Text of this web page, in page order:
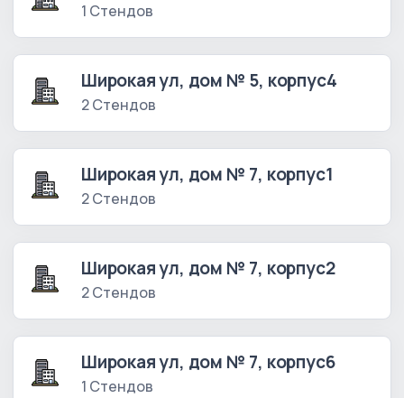
1 Стендов
Широкая ул, дом № 5, корпус4
2 Стендов
Широкая ул, дом № 7, корпус1
2 Стендов
Широкая ул, дом № 7, корпус2
2 Стендов
Широкая ул, дом № 7, корпус6
1 Стендов